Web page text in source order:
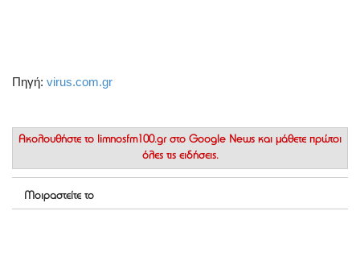
Πηγή: virus.com.gr
Ακολουθήστε το limnosfm100.gr στο Google News και μάθετε πρώτοι
όλες τις ειδήσεις.
Μοιραστείτε το